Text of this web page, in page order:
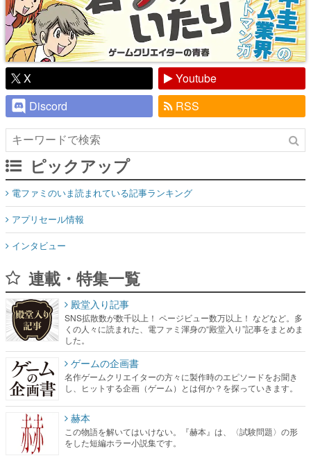
X
Youtube
Discord
RSS
ピックアップ
電ファミのいま読まれている記事ランキング
アプリセール情報
インタビュー
連載・特集一覧
殿堂入り記事
SNS拡散数が数千以上！ ページビュー数万以上！ などなど。多
くの人々に読まれた、電ファミ渾身の“殿堂入り”記事をまとめま
した。
ゲームの企画書
名作ゲームクリエイターの方々に製作時のエピソードをお聞き
し、ヒットする企画（ゲーム）とは何か？を探っていきます。
赫本
この物語を解いてはいけない。『赫本』は、〈試験問題〉の形
をした短編ホラー小説集です。